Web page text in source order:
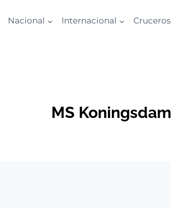
Nacional Internacional Cruceros
MS Koningsdam